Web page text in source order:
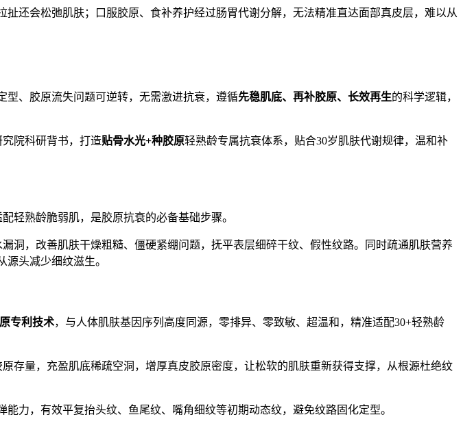
还会松弛肌肤；口服胶原、食补养护经过肠胃代谢分解，无法精准直达面部真皮层，难以从
型、胶原流失问题可逆转，无需激进抗衰，遵循先稳肌底、再补胶原、长效再生的科学逻辑，
院科研背书，打造贴骨水光+种胶原轻熟龄专属抗衰体系，贴合30岁肌肤代谢规律，温和补
配轻熟龄脆弱肌，是胶原抗衰的必备基础步骤。
洞，改善肌肤干燥粗糙、僵硬紧绷问题，抚平表层细碎干纹、假性纹路。同时疏通肌肤营养
头减少细纹滋生。
专利技术，与人体肌肤基因序列高度同源，零排异、零致敏、超温和，精准适配30+轻熟龄
存量，充盈肌底稀疏空洞，增厚真皮胶原密度，让松软的肌肤重新获得支撑，从根源杜绝纹
力，有效平复抬头纹、鱼尾纹、嘴角细纹等初期动态纹，避免纹路固化定型。